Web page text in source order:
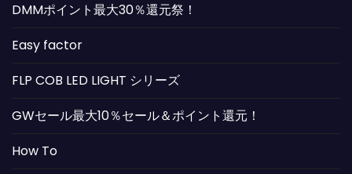
DMMポイント最大30％還元祭！
Easy factor
FLP COB LED LIGHT シリーズ
GWセール最大10％セール＆ポイント還元！
How To